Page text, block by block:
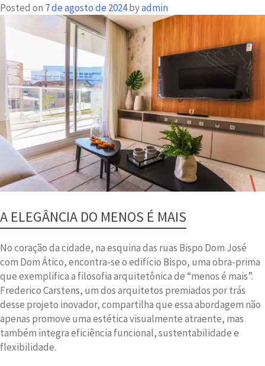
Posted on 7 de agosto de 2024byadmin
A ELEGÂNCIA DO MENOS É MAIS
No coração da cidade, na esquina das ruas Bispo Dom José
com Dom Ático, encontra-se o edifício Bispo, uma obra-prima
que exemplifica a filosofia arquitetônica de “menos é mais”.
Frederico Carstens, um dos arquitetos premiados por trás
desse projeto inovador, compartilha que essa abordagem não
apenas promove uma estética visualmente atraente, mas
também integra eficiência funcional, sustentabilidade e
flexibilidade.